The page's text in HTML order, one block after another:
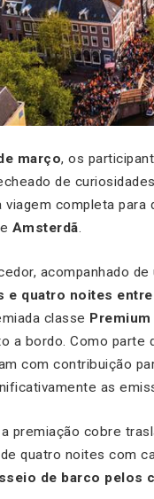
março, os
de
viagem completa para
Amsterdã.
acompanhado
e quatro noites
classe
a bordo. Como parte
com contribuição
as
premiação cobre
quatro noites com
de barco pelos